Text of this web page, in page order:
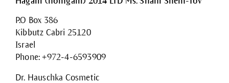
P.O Box 386
Kibbutz Cabri 25120
Israel
Phone: +972-4-6593909
Dr. Hauschka Cosmetic